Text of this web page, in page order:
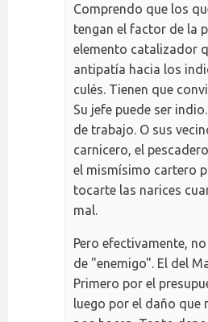
Comprendo que los
tengan el factor de la
elemento catalizador
antipatía hacia los
culés. Tienen que
Su jefe puede ser
de trabajo. O sus
carnicero, el
el mismísimo cartero
tocarte las narices
mal.
Pero efectivamente,
de "enemigo". El del
Primero por el
luego por el daño que